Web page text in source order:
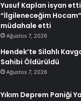
Yusuf Kaplan isyan
“İlgileneceğim
müdahale etti
Ağustos 7, 2026
Hendek’te Silahlı
Sahibi Öldürüldü
Ağustos 7, 2026
Yıkım Deprem Paniği